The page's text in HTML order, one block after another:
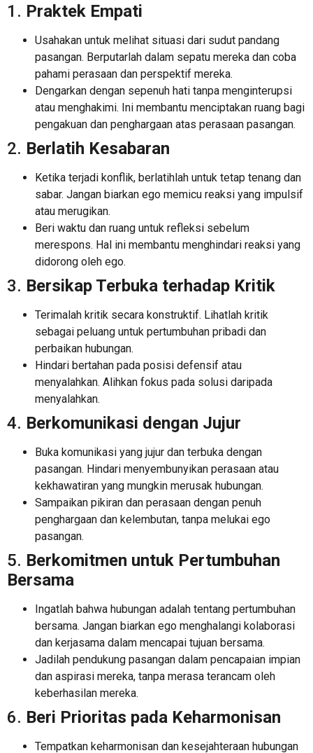
1. Praktek Empati
Usahakan untuk melihat situasi dari sudut pandang
pasangan. Berputarlah dalam sepatu mereka dan coba
pahami perasaan dan perspektif mereka.
Dengarkan dengan sepenuh hati tanpa menginterupsi
atau menghakimi. Ini membantu menciptakan ruang bagi
pengakuan dan penghargaan atas perasaan pasangan.
2. Berlatih Kesabaran
Ketika terjadi konflik, berlatihlah untuk tetap tenang dan
sabar. Jangan biarkan ego memicu reaksi yang impulsif
atau merugikan.
Beri waktu dan ruang untuk refleksi sebelum
merespons. Hal ini membantu menghindari reaksi yang
didorong oleh ego.
3. Bersikap Terbuka terhadap Kritik
Terimalah kritik secara konstruktif. Lihatlah kritik
sebagai peluang untuk pertumbuhan pribadi dan
perbaikan hubungan.
Hindari bertahan pada posisi defensif atau
menyalahkan. Alihkan fokus pada solusi daripada
menyalahkan.
4. Berkomunikasi dengan Jujur
Buka komunikasi yang jujur ​​dan terbuka dengan
pasangan. Hindari menyembunyikan perasaan atau
kekhawatiran yang mungkin merusak hubungan.
Sampaikan pikiran dan perasaan dengan penuh
penghargaan dan kelembutan, tanpa melukai ego
pasangan.
5. Berkomitmen untuk Pertumbuhan
Bersama
Ingatlah bahwa hubungan adalah tentang pertumbuhan
bersama. Jangan biarkan ego menghalangi kolaborasi
dan kerjasama dalam mencapai tujuan bersama.
Jadilah pendukung pasangan dalam pencapaian impian
dan aspirasi mereka, tanpa merasa terancam oleh
keberhasilan mereka.
6. Beri Prioritas pada Keharmonisan
Tempatkan keharmonisan dan kesejahteraan hubungan